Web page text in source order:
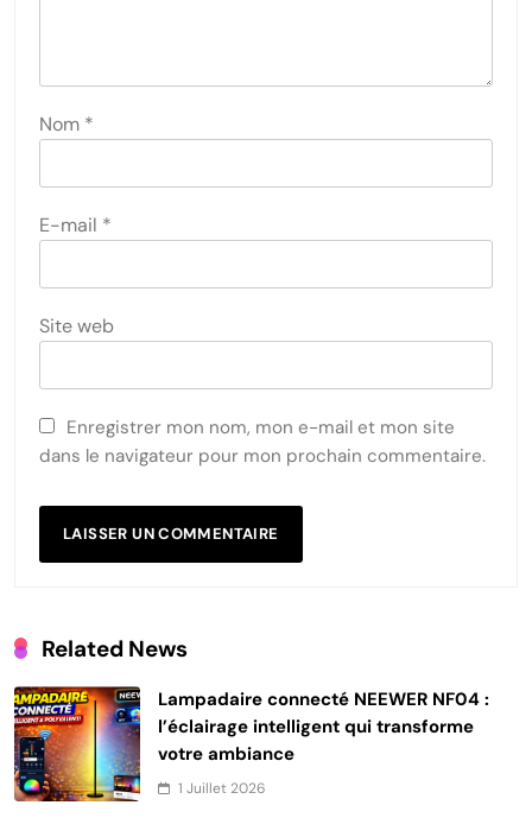
Nom *
E-mail *
Site web
Enregistrer mon nom, mon e-mail et mon site
dans le navigateur pour mon prochain commentaire.
Related News
Lampadaire connecté NEEWER NF04 :
l’éclairage intelligent qui transforme
votre ambiance
1 Juillet 2026